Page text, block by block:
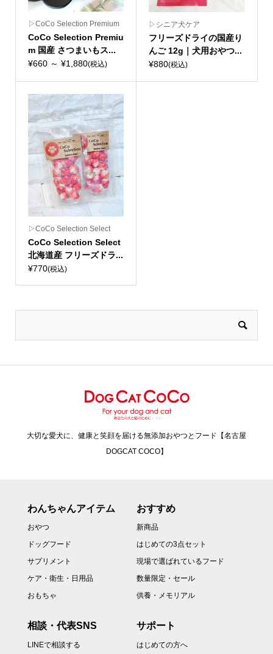
▷CoCo Selection Premium
CoCo Selection Premiu
m 国産 さつまいもス...
¥660 ～ ¥1,880(税込)
▷シニア犬ケア
フリーズドライの国産り
んご 12g｜犬用おやつ...
¥880(税込)
▷CoCo Selection Select
CoCo Selection Select
北海道産 フリーズドラ...
¥770(税込)
大切な愛犬に、健康と笑顔を届ける無添加おやつとフード【名古屋
DOGCAT COCO】
わんちゃんアイテム
おやつ
ドッグフード
サプリメント
ケア・衛生・日用品
おもちゃ
おすすめ
新商品
はじめての3点セット
現場で選ばれているフード
数量限定・セール
供養・メモリアル
相談・代表SNS
LINEで相談する
サポート
はじめての方へ